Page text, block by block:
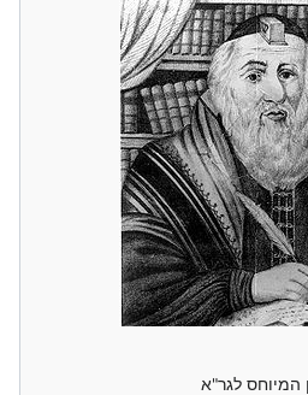
המיוחס לגר"א